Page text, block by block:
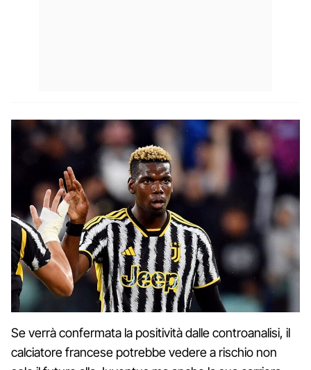
Se verrà confermata la positività dalle controanalisi, il
calciatore francese potrebbe vedere a rischio non